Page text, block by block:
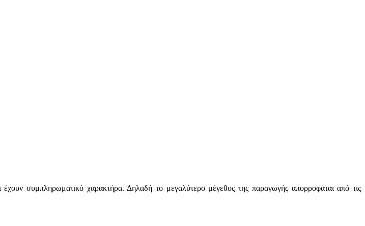
συμπληρωματικό χαρακτήρα. Δηλαδή το μεγαλύτερο μέγεθος της παραγωγής απορροφάται από τις